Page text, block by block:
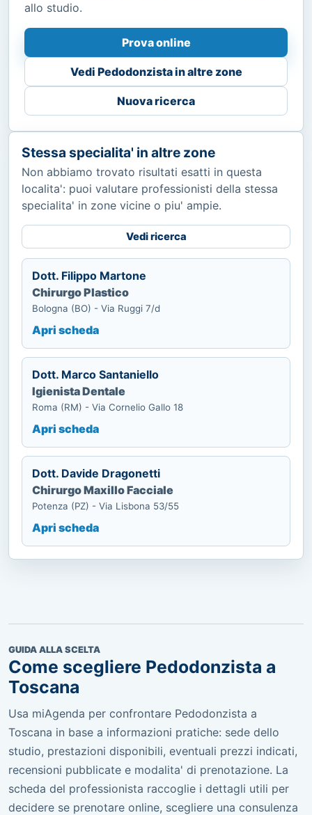
allo studio.
Prova online
Vedi Pedodonzista in altre zone
Nuova ricerca
Stessa specialita' in altre zone
Non abbiamo trovato risultati esatti in questa
localita': puoi valutare professionisti della stessa
specialita' in zone vicine o piu' ampie.
Vedi ricerca
Dott. Filippo Martone
Chirurgo Plastico
Bologna (BO) - Via Ruggi 7/d
Apri scheda
Dott. Marco Santaniello
Igienista Dentale
Roma (RM) - Via Cornelio Gallo 18
Apri scheda
Dott. Davide Dragonetti
Chirurgo Maxillo Facciale
Potenza (PZ) - Via Lisbona 53/55
Apri scheda
GUIDA ALLA SCELTA
Come scegliere Pedodonzista a
Toscana
Usa miAgenda per confrontare Pedodonzista a
Toscana in base a informazioni pratiche: sede dello
studio, prestazioni disponibili, eventuali prezzi indicati,
recensioni pubblicate e modalita' di prenotazione. La
scheda del professionista raccoglie i dettagli utili per
decidere se prenotare online, scegliere una consulenza